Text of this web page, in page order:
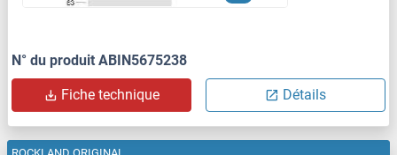
N° du produit ABIN5675238
Fiche technique Détails